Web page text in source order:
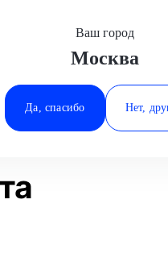
Ростов-
Ваш город
Москва
Да, спасибо Нет,
суппорта Jeep